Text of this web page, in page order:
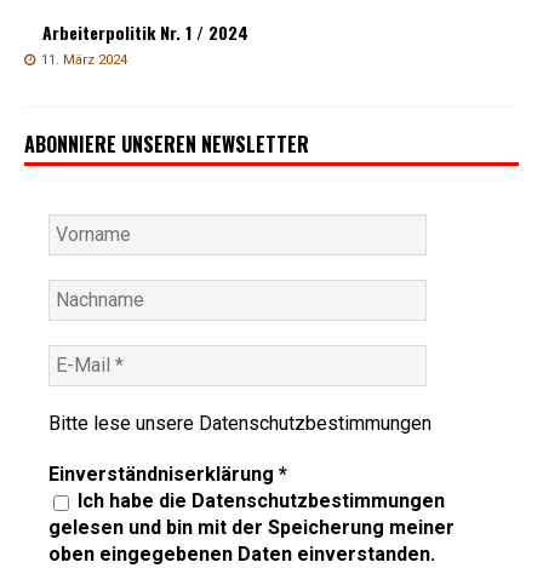
Arbeiterpolitik Nr. 1 / 2024
11. März 2024
ABONNIERE UNSEREN NEWSLETTER
Bitte lese unsere Datenschutzbestimmungen
Einverständniserklärung *
Ich habe die Datenschutzbestimmungen
gelesen und bin mit der Speicherung meiner
oben eingegebenen Daten einverstanden.